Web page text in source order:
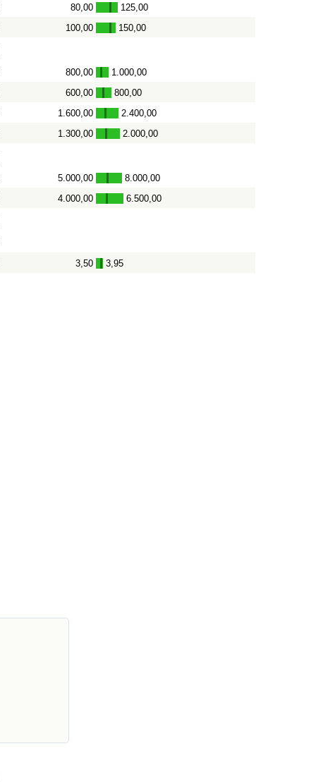
80,00 - 125,00
100,00 - 150,00
800,00 - 1.000,00
600,00 - 800,00
1.600,00 - 2.400,00
1.300,00 - 2.000,00
5.000,00 - 8.000,00
4.000,00 - 6.500,00
3,50 - 3,95